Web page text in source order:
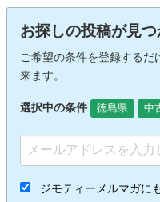
お探しの投稿が見
ご希望の条件を登録するだ
来ます。
選択中の条件 徳島県 中
ジモティーメルマガに